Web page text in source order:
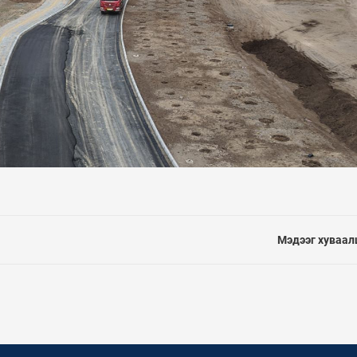
Мэдээг